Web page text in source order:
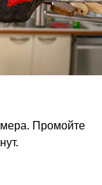
Промойте